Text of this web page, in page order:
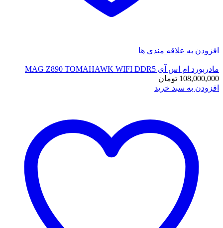
افزودن به علاقه مندی ها
مادربورد ام اس آی MAG Z890 TOMAHAWK WIFI DDR5
108,000,000 تومان
افزودن به سبد خرید